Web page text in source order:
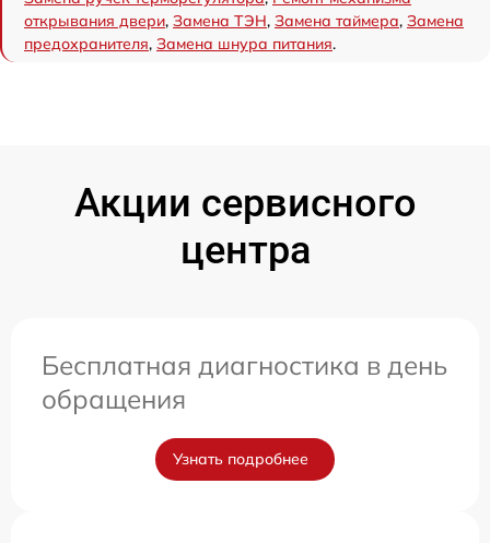
открывания двери, Замена ТЭН, Замена таймера, Замена
предохранителя, Замена шнура питания.
Акции сервисного
центра
Бесплатная диагностика в день
обращения
Узнать подробнее